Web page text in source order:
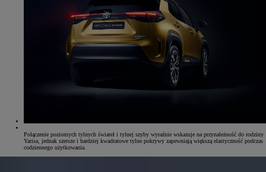
Połączenie poziomych tylnych świateł i tylnej szyby wyraźnie wskazuje na przynależność do rodziny
Yarisa, jednak szersze i bardziej kwadratowe tylne pokrywy zapewniają większą elastyczność podczas
codziennego użytkowania.